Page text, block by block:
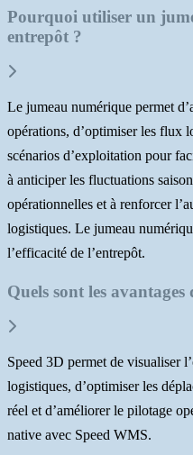
Pourquoi utiliser un
entrepôt ?
Le jumeau numérique permet
opérations, d’optimiser les flux
scénarios d’exploitation pour
à anticiper les fluctuations
opérationnelles et à renforcer
logistiques. Le jumeau
l’efficacité de l’entrepôt.
Quels sont les avantages
Speed 3D permet de visualiser
logistiques, d’optimiser les
réel et d’améliorer le pilotage
native avec Speed WMS.